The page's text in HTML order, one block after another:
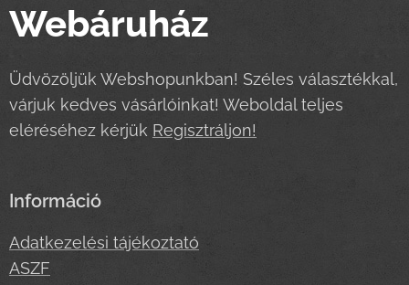
Webáruház
Üdvözöljük Webshopunkban! Széles választékkal,
várjuk kedves vásárlóinkat! Weboldal teljes
eléréséhez kérjük Regisztráljon!
Információ
Adatkezelési tájékoztató
ASZF